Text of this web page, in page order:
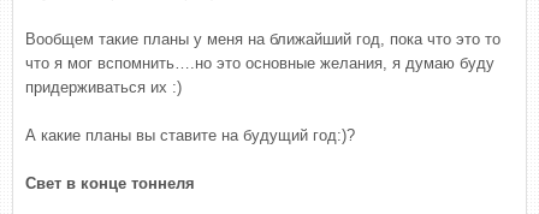
Вообщем такие планы у меня на ближайший год, пока что это то
что я мог вспомнить….но это основные желания, я думаю буду
придерживаться их :)
А какие планы вы ставите на будущий год:)?
Свет в конце тоннеля